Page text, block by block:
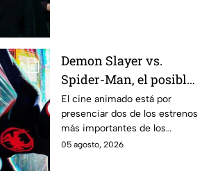
Demon Slayer vs.
Spider-Man, el posible
gran enfrentamiento
en taquilla del 2027
El cine animado está por
presenciar dos de los estrenos
más importantes de los
últimos años.
05 agosto, 2026